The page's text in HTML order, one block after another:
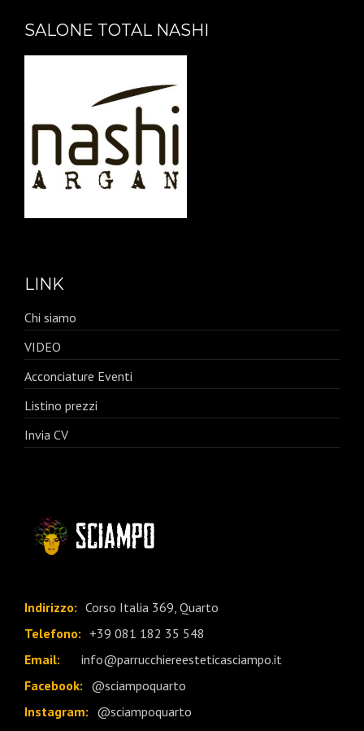
SALONE TOTAL NASHI
LINK
Chi siamo
VIDEO
Acconciature Eventi
Listino prezzi
Invia CV
Indirizzo: Corso Italia 369, Quarto
Telefono: +39 081 182 35 548
Email:
info@parrucchiereesteticasciampo.it
Facebook: @sciampoquarto
Instagram: @sciampoquarto